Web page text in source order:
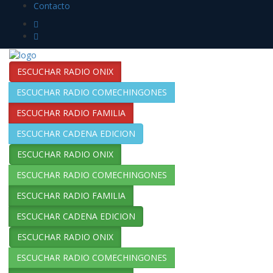
Contacto
ESCUCHAR RADIO ONIX
ESCUCHAR RADIO COMECHINGONES
ESCUCHAR RADIO FAMILIA
ESCUCHAR CADENA EDICION
ESCUCHAR RADIO ONIX
ESCUCHAR RADIO COMECHINGONES
ESCUCHAR RADIO FAMILIA
ESCUCHAR CADENA EDICION
ESCUCHAR RADIO ONIX
ESCUCHAR RADIO COMECHINGONES